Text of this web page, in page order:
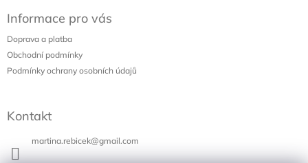
Informace pro vás
Doprava a platba
Obchodní podmínky
Podmínky ochrany osobních údajů
Kontakt
martina.rebicek@gmail.com